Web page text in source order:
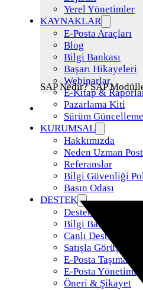
Yerel Yönetimler
KAYNAKLAR
E-Posta Araçları
Blog
Bilgi Bankası
Başarı Hikayeleri
Webinarlar
E-Kitap &
Pazarlama Kiti
Sürüm
KURUMSAL
Hakkımızda
Neden Uzman
Referanslar
Bilgi Güvenliği
Basın Odası
DESTEK
Destek Talebi
Bilgi Bankası
Canlı Destek
Satışla Görüş
E-Posta Taşıma
E-Posta Yönetimi
Öneri & Şikayet
SAP Nedir? SAP